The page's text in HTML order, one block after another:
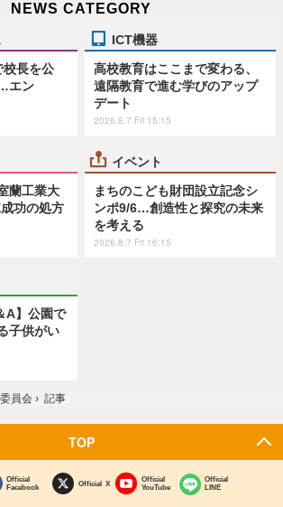
NEWS CATEGORY
校長を公
エン
ICT機器
高校教育はここまで変わる、
遠隔教育で進む学びのアップ
デート
2026.8.7 Fri 15:15
蘭工業大
功の処方
イベント
まちのこども財団設立記念シ
ンポ9/6…創造性と探究の未来
を考える
2026.8.7 Fri 16:15
A】公園で
子供がい
員会 › 記事
TOP
Official
Facebook
Official X
Official
YouTube
Official
LINE